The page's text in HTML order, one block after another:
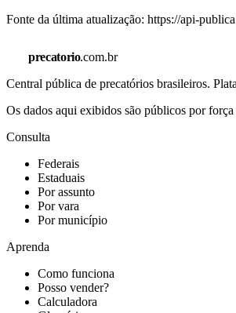
Fonte da última atualização: https://api-
precatorio.com.br
Central pública de precatórios brasileiros.
Os dados aqui exibidos são públicos por
Consulta
Federais
Estaduais
Por assunto
Por vara
Por município
Aprenda
Como funciona
Posso vender?
Calculadora